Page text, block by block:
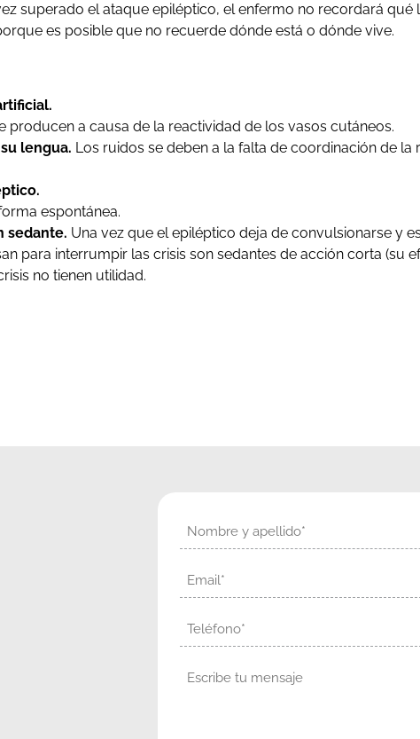
superado el ataque epiléptico, el enfermo no recordará qué
es posible que no recuerde dónde está o dónde vive.
producen a causa de la reactividad de los vasos cutáneos.
lengua. Los ruidos se deben a la falta de coordinación de la
espontánea.
sedante. Una vez que el epiléptico deja de convulsionarse y
para interrumpir las crisis son sedantes de acción corta (su
no tienen utilidad.
Nombre